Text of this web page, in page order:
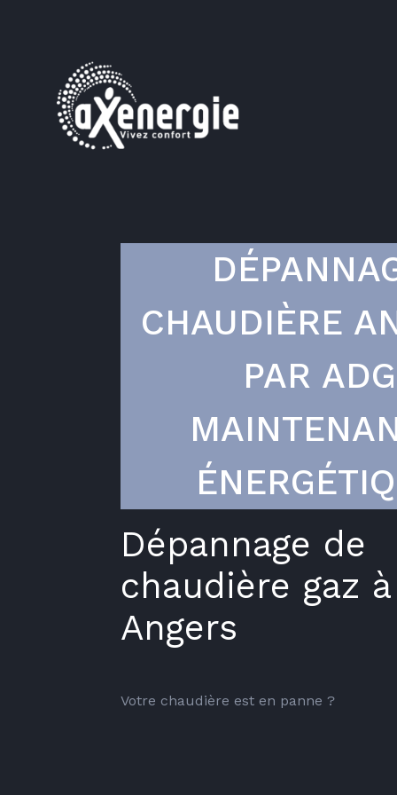
CHAUDIÈRE
PAR ADG
Dépannage de
chaudière gaz à
Angers
Votre chaudière est en panne ?